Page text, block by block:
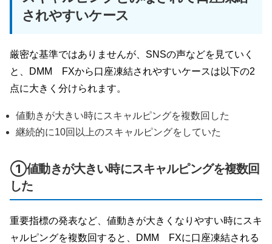
されやすいケース
厳密な基準ではありませんが、SNSの声などを見ていく
と、DMM FXから口座凍結されやすいケースは以下の2
点に大きく分けられます。
値動きが大きい時にスキャルピングを複数回した
継続的に10回以上のスキャルピングをしていた
①値動きが大きい時にスキャルピングを複数回
した
重要指標の発表など、値動きが大きくなりやすい時にスキ
ャルピングを複数回すると、DMM FXに口座凍結される